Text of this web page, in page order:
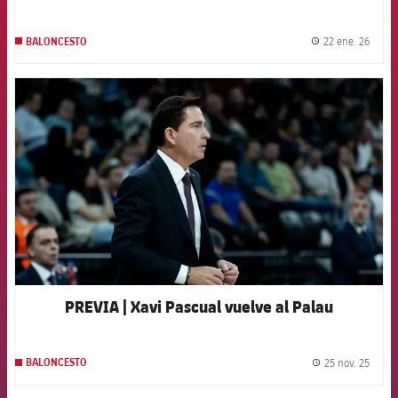
BALONCESTO 22 ene. 26
FCB Barcelona badge
PREVIA | Xavi Pascual vuelve al Palau
BALONCESTO 25 nov. 25